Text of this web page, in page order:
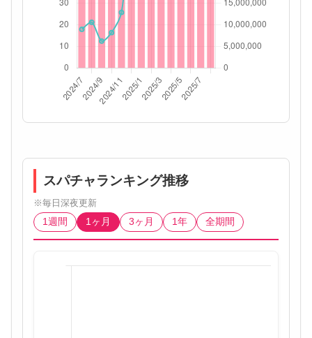
スパチャランキング推移
※毎日深夜更新
1週間
1ヶ月 3ヶ月 1年 全期間